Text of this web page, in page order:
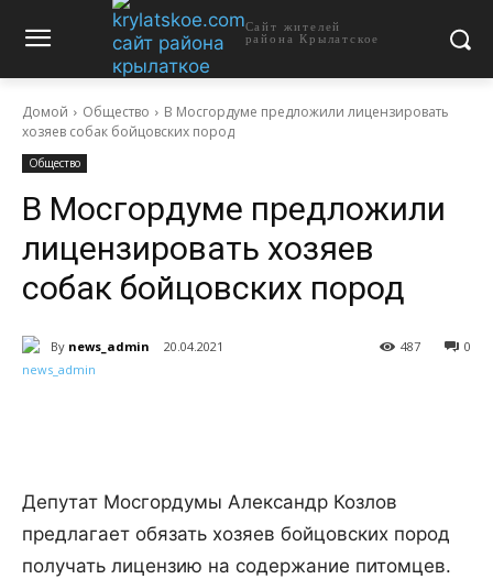
Сайт жителей
района Крылатское
Домой Общество
В Мосгордуме предложили лицензировать
хозяев собак бойцовских пород
Общество
В Мосгордуме предложили
лицензировать хозяев
собак бойцовских пород
By news_admin 20.04.2021 0
487
Депутат Мосгордумы Александр Козлов
предлагает обязать хозяев бойцовских пород
получать лицензию на содержание питомцев.